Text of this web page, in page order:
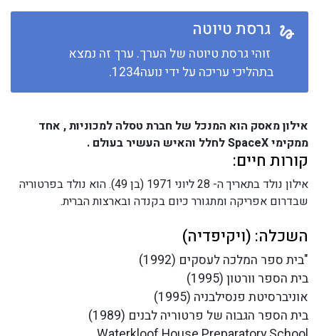
גרסת טיוטה
זוהי גרסת טיוטה של הערך. ערך זה נמצא
בתהליכי עריכה על ידי נועה1234.
אילון מאסק הוא המנכל של חברת טסלה למכוניות , אחד
ממקימי SpaceX לחלל והאיש העשיר בעולם .
קורות חיים:
אילון נולד בתאריך ה- 28 ליוני 1971 (בן 49). הוא נולד בפרטוריה
שבדרום אפריקה ומתגורר כיום בקנדה ובארצות הברית.
השכלה: (ויקיפדיה)
"בית ספר המלכה לעסקים (1992)
בית הספר וורטון (1995)
אוניברסיטת פנסילבניה (1995)
בית הספר הגבוה של פרטוריה לבנים (1989)